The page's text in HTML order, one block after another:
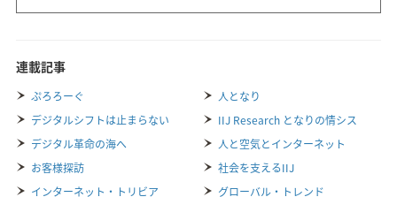
連載記事
ぷろろーぐ
人となり
デジタルシフトは止まらない
IIJ Research となりの情シス
デジタル革命の海へ
人と空気とインターネット
お客様探訪
社会を支えるIIJ
インターネット・トリビア
グローバル・トレンド